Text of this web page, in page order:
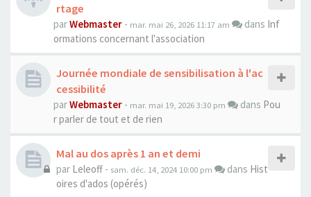
rtage
parWebmaster - mar. mai 26, 2026 11:17 am dans Inf
ormations concernant l'association
Journée mondiale de sensibilisation à l'ac
cessibilité
parWebmaster - mar. mai 19, 2026 3:30 pm dans Pou
r parler de tout et de rien
Mal au dos après 1 an et demi
par Leleoff - sam. déc. 14, 2024 10:00 pm dans Hist
oires d'ados (opérés)